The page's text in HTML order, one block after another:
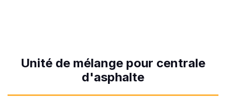
Unité de mélange pour centrale
d'asphalte